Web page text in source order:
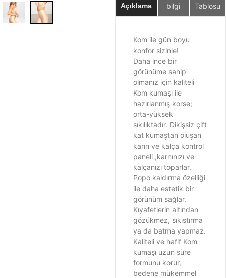
Açıklama
bilgi
Tablosu
Kom ile gün boyu
konfor sizinle!
Daha ince bir
görünüme sahip
olmanız için kaliteli
Kom kumaşı ile
hazırlanmış korse;
orta-yüksek
sıkılıktadır. Dikişsiz çift
kat kumaştan oluşan
karın ve kalça kontrol
paneli ,karnınızı ve
kalçanızı toparlar.
Popo kaldırma özelliği
ile daha estetik bir
görünüm sağlar.
Kıyafetlerin altından
gözükmez, sıkıştırma
ya da batma yapmaz.
Kaliteli ve hafif Kom
kumaşı uzun süre
formunu korur,
bedene mükemmel